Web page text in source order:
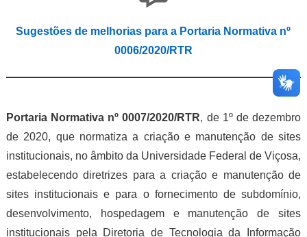
Sugestões de melhorias para a Portaria Normativa nº
0006/2020/RTR
Portaria Normativa nº 0007/2020/RTR, de 1º de dezembro
de 2020, que normatiza a criação e manutenção de sites
institucionais, no âmbito da Universidade Federal de Viçosa,
estabelecendo diretrizes para a criação e manutenção de
sites institucionais e para o fornecimento de subdomínio,
desenvolvimento, hospedagem e manutenção de sites
institucionais pela Diretoria de Tecnologia da Informação